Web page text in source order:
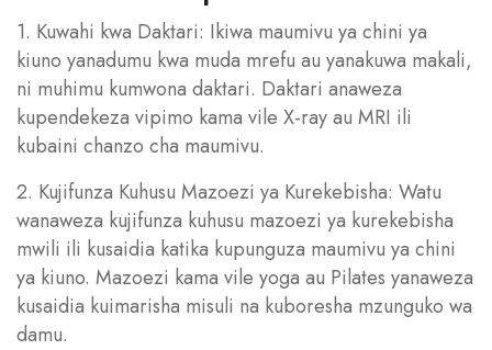
1. Kuwahi kwa Daktari: Ikiwa maumivu ya chini ya
kiuno yanadumu kwa muda mrefu au yanakuwa makali,
ni muhimu kumwona daktari. Daktari anaweza
kupendekeza vipimo kama vile X-ray au MRI ili
kubaini chanzo cha maumivu.
2. Kujifunza Kuhusu Mazoezi ya Kurekebisha: Watu
wanaweza kujifunza kuhusu mazoezi ya kurekebisha
mwili ili kusaidia katika kupunguza maumivu ya chini
ya kiuno. Mazoezi kama vile yoga au Pilates yanaweza
kusaidia kuimarisha misuli na kuboresha mzunguko wa
damu.